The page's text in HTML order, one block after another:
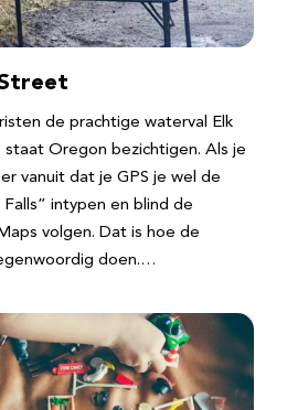
de prachtige waterval Elk
staat Oregon bezichtigen. Als je
vanuit dat je GPS je wel de
intypen en blind de
volgen. Dat is hoe de
doen.…